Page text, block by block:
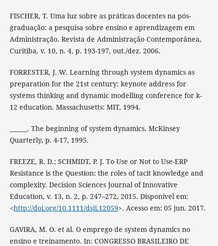
FISCHER, T. Uma luz sobre as práticas docentes na pós-
graduação: a pesquisa sobre ensino e aprendizagem em
Administração. Revista de Administração Contemporânea,
Curitiba, v. 10, n. 4, p. 193-197, out./dez. 2006.
FORRESTER, J. W. Learning through system dynamics as
preparation for the 21st century: keynote address for
systems thinking and dynamic modelling conference for k-
12 education. Massachusetts: MIT, 1994.
______. The beginning of system dynamics. McKinsey
Quarterly, p. 4-17, 1995.
FREEZE, R. D.; SCHMIDT, P. J. To Use or Not to Use-ERP
Resistance is the Question: the roles of tacit knowledge and
complexity. Decision Sciences Journal of Innovative
Education, v. 13, n. 2, p. 247–272, 2015. Disponível em:
<http://doi.org/10.1111/dsji.12059>. Acesso em: 05 jun. 2017.
GAVIRA, M. O. et al. O emprego de system dynamics no
ensino e treinamento. In: CONGRESSO BRASILEIRO DE